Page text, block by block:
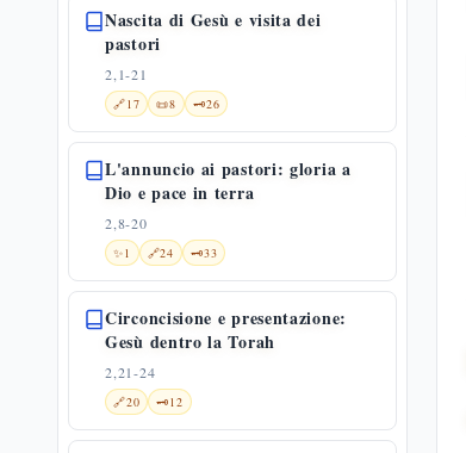
Nascita di Gesù e visita dei
pastori
2,1-21
🔗17 📜8 🗝️26
L'annuncio ai pastori: gloria a
Dio e pace in terra
2,8-20
✨1 🔗24 🗝️33
Circoncisione e presentazione:
Gesù dentro la Torah
2,21-24
🔗20 🗝️12